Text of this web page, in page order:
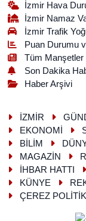
İzmir Hava
İzmir Namaz
İzmir Trafik
Puan Durumu
Tüm Manşetler
Son Dakika
Haber Arşivi
İZMİR
EKONOMİ
BİLİM
MAGAZİN
İHBAR HATTI
KÜNYE
ÇEREZ